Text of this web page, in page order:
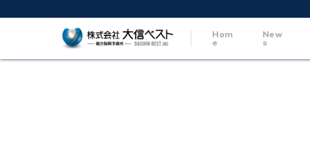
Hom
e
New
s